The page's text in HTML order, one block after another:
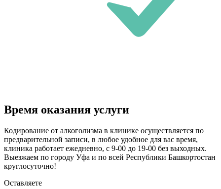
Время оказания услуги
Кодирование от алкоголизма в клинике осуществляется по
предварительной записи, в любое удобное для вас время,
клиника работает ежедневно, с 9-00 до 19-00 без выходных.
Выезжаем по городу Уфа и по всей Республики Башкортостан
круглосуточно!
Оставляете